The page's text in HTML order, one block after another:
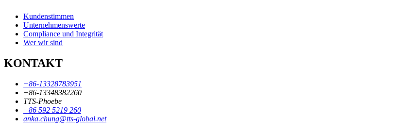
Kundenstimmen
Unternehmenswerte
Compliance und Integrität
Wer wir sind
KONTAKT
+86-13328783951
+86-13348382260
TTS-Phoebe
+86 592 5219 260
anka.chung@tts-global.net